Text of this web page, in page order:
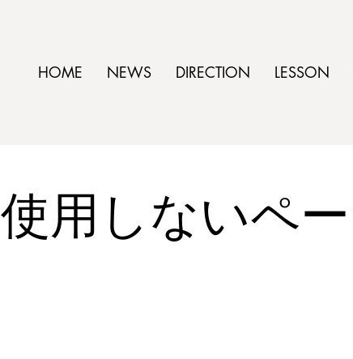
HOME NEWS DIRECTION LESSON
使用しないペ